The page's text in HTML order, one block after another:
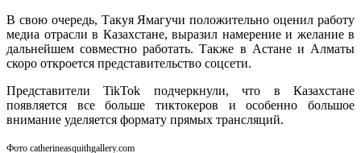
В свою очередь, Такуя Ямагучи положительно оценил работу
медиа отрасли в Казахстане, выразил намерение и желание в
дальнейшем совместно работать. Также в Астане и Алматы
скоро откроется представительство соцсети.
Представители TikTok подчеркнули, что в Казахстане
появляется все больше тиктокеров и особенно большое
внимание уделяется формату прямых трансляций.
Фото catherineasquithgallery.com